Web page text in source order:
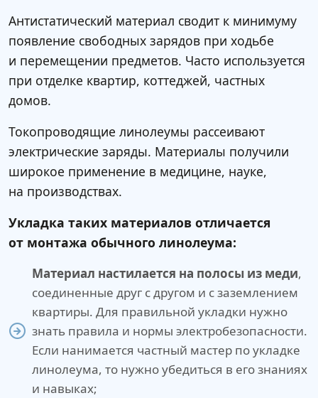
Антистатический материал сводит к минимуму
появление свободных зарядов при ходьбе
и перемещении предметов. Часто используется
при отделке квартир, коттеджей, частных
домов.
Токопроводящие линолеумы рассеивают
электрические заряды. Материалы получили
широкое применение в медицине, науке,
на производствах.
Укладка таких материалов отличается
от монтажа обычного линолеума:
Материал настилается на полосы из меди,
соединенные друг с другом и с заземлением
квартиры. Для правильной укладки нужно
знать правила и нормы электробезопасности.
Если нанимается частный мастер по укладке
линолеума, то нужно убедиться в его знаниях
и навыках;